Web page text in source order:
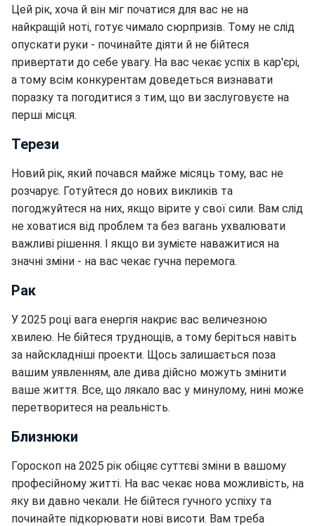
Цей рік, хоча й він міг початися для вас не на
найкращій ноті, готує чимало сюрпризів. Тому не слід
опускати руки - починайте діяти й не бійтеся
привертати до себе увагу. На вас чекає успіх в кар'єрі,
а тому всім конкурентам доведеться визнавати
поразку та погодитися з тим, що ви заслуговуєте на
перші місця.
Терези
Новий рік, який почався майже місяць тому, вас не
розчарує. Готуйтеся до нових викликів та
погоджуйтеся на них, якщо вірите у свої сили. Вам слід
не ховатися від проблем та без вагань ухвалювати
важливі рішення. І якщо ви зумієте наважитися на
значні зміни - на вас чекає гучна перемога.
Рак
У 2025 році вага енергія накриє вас величезною
хвилею. Не бійтеся труднощів, а тому беріться навіть
за найскладніші проекти. Щось залишається поза
вашим уявленням, але дива дійсно можуть змінити
ваше життя. Все, що лякало вас у минулому, нині може
перетворитеся на реальність.
Близнюки
Гороскоп на 2025 рік обіцяє суттєві зміни в вашому
професійному житті. На вас чекає нова можливість, на
яку ви давно чекали. Не бійтеся гучного успіху та
починайте підкорювати нові висоти. Вам треба